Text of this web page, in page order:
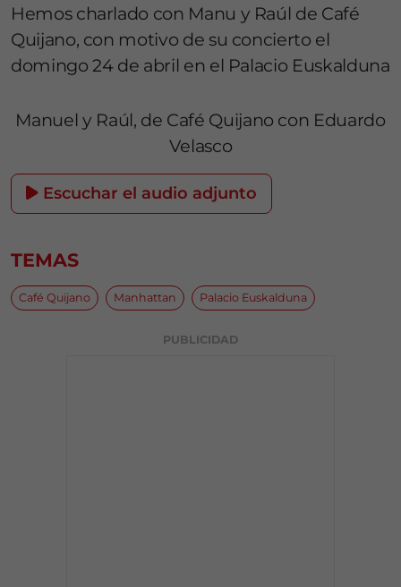
Hemos charlado con Manu y Raúl de Café
Quijano, con motivo de su concierto el
domingo 24 de abril en el Palacio Euskalduna
Manuel y Raúl, de Café Quijano con Eduardo
Velasco
Escuchar el audio adjunto
TEMAS
Café Quijano Manhattan Palacio Euskalduna
PUBLICIDAD